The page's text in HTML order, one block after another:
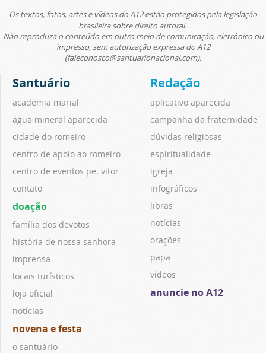
Os textos, fotos, artes e vídeos do A12 estão protegidos pela legislação
brasileira sobre direito autoral.
Não reproduza o conteúdo em outro meio de comunicação, eletrônico ou
impresso, sem autorização expressa do A12
(faleconosco@santuarionacional.com).
Santuário
academia marial
água mineral aparecida
cidade do romeiro
centro de apoio ao romeiro
centro de eventos pe. vitor
contato
doação
família dos devotos
história de nossa senhora
imprensa
locais turísticos
loja oficial
notícias
novena e festa
o santuário
Redação
aplicativo aparecida
campanha da fraternidade
dúvidas religiosas
espiritualidade
igreja
infográficos
libras
notícias
orações
papa
vídeos
anuncie no A12